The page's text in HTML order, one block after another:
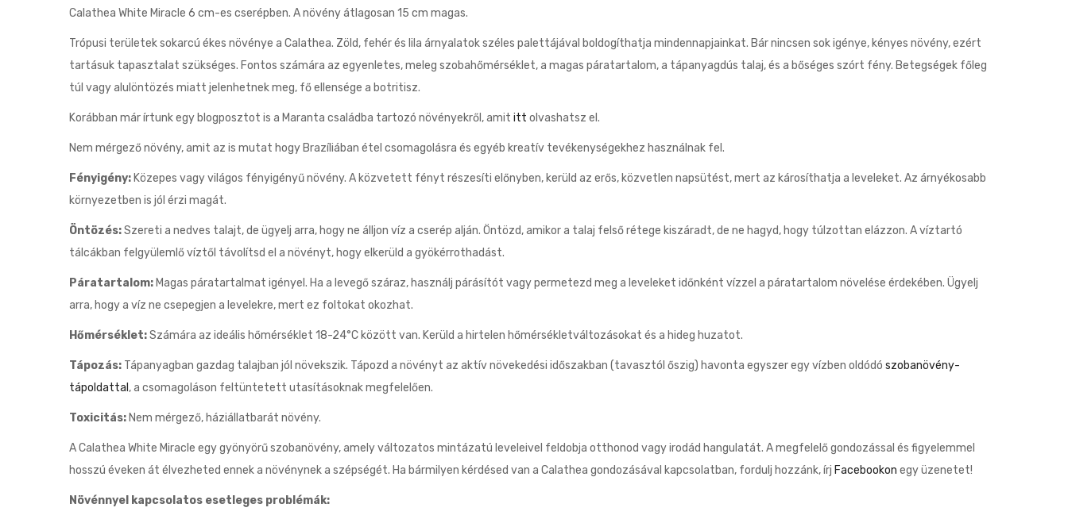
Calathea White Miracle 6 cm-es cserépben. A növény átlagosan 15 cm magas.
Trópusi területek sokarcú ékes növénye a Calathea. Zöld, fehér és lila árnyalatok széles palettájával boldogíthatja mindennapjainkat. Bár nincsen sok igénye, kényes növény, ezért
tartásuk tapasztalat szükséges. Fontos számára az egyenletes, meleg szobahőmérséklet, a magas páratartalom, a tápanyagdús talaj, és a bőséges szórt fény. Betegségek főleg
túl vagy alulöntözés miatt jelenhetnek meg, fő ellensége a botritisz.
Korábban már írtunk egy blogposztot is a Maranta családba tartozó növényekről, amit itt olvashatsz el.
Nem mérgező növény, amit az is mutat hogy Brazíliában étel csomagolásra és egyéb kreatív tevékenységekhez használnak fel.
Fényigény: Közepes vagy világos fényigényű növény. A közvetett fényt részesíti előnyben, kerüld az erős, közvetlen napsütést, mert az károsíthatja a leveleket. Az árnyékosabb
környezetben is jól érzi magát.
Öntözés:Szereti a nedves talajt, de ügyelj arra, hogy ne álljon víz a cserép alján. Öntözd, amikor a talaj felső rétege kiszáradt, de ne hagyd, hogy túlzottan elázzon. A víztartó
tálcákban felgyülemlő víztől távolítsd el a növényt, hogy elkerüld a gyökérrothadást.
Páratartalom: Magas páratartalmat igényel. Ha a levegő száraz, használj párásítót vagy permetezd meg a leveleket időnként vízzel a páratartalom növelése érdekében. Ügyelj
arra, hogy a víz ne csepegjen a levelekre, mert ez foltokat okozhat.
Hőmérséklet:Számára az ideális hőmérséklet 18-24°C között van. Kerüld a hirtelen hőmérsékletváltozásokat és a hideg huzatot.
Tápozás: Tápanyagban gazdag talajban jól növekszik. Tápozd a növényt az aktív növekedési időszakban (tavasztól őszig) havonta egyszer egy vízben oldódó szobanövény-
tápoldattal , a csomagoláson feltüntetett utasításoknak megfelelően.
Toxicitás: Nem mérgező, háziállatbarát növény.
A Calathea White Miracle egy gyönyörű szobanövény, amely változatos mintázatú leveleivel feldobja otthonod vagy irodád hangulatát. A megfelelő gondozással és figyelemmel
hosszú éveken át élvezheted ennek a növénynek a szépségét. Ha bármilyen kérdésed van a Calathea gondozásával kapcsolatban, fordulj hozzánk, írj Facebookon egy üzenetet!
Növénnyel kapcsolatos esetleges problémák: